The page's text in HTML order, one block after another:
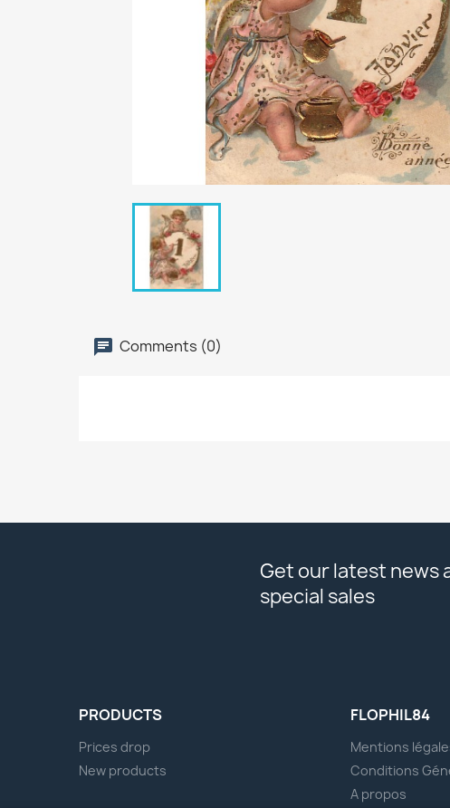
Comments (0)
Get our latest news
special sales
PRODUCTS
Prices drop
New products
FLOPHIL84
Mentions
Conditions
A propos